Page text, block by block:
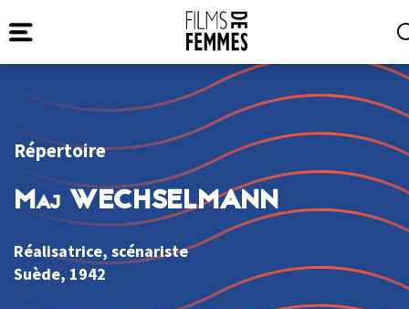
Répertoire
Maj WECHSELMANN
Réalisatrice, scénariste
Suède, 1942